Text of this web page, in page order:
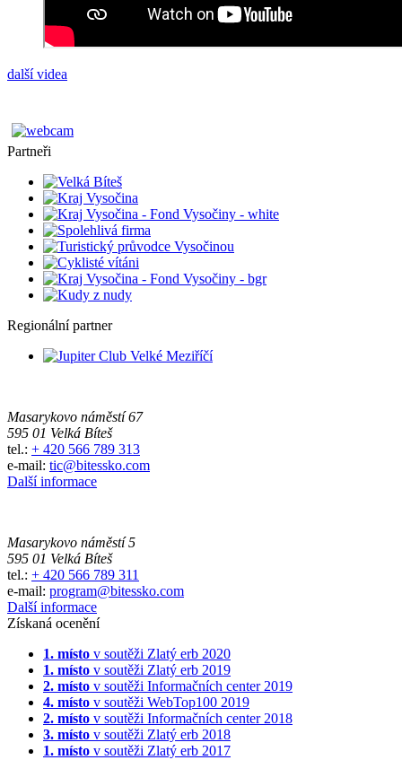
další videa
Partneři
Regionální partner
Masarykovo náměstí 67
595 01 Velká Bíteš
tel.: + 420 566 789 313
e-mail: tic@bitessko.com
Další informace
Masarykovo náměstí 5
595 01 Velká Bíteš
tel.: + 420 566 789 311
e-mail: program@bitessko.com
Další informace
Získaná ocenění
1. místo v soutěži Zlatý erb 2020
1. místo v soutěži Zlatý erb 2019
2. místo v soutěži Informačních center 2019
4. místo v soutěži WebTop100 2019
2. místo v soutěži Informačních center 2018
3. místo v soutěži Zlatý erb 2018
1. místo v soutěži Zlatý erb 2017